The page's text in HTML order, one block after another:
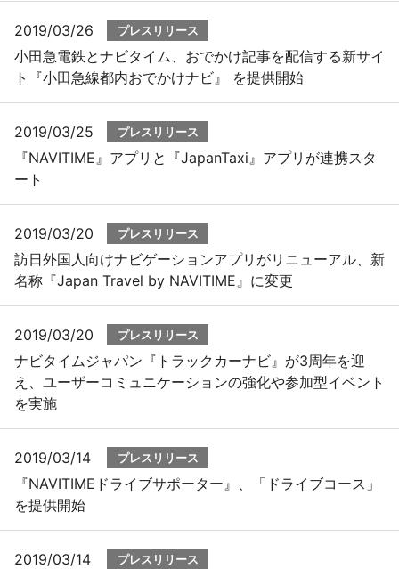
2019/03/26 プレスリリース
小田急電鉄とナビタイム、おでかけ記事を配信する新サイ
ト『小田急線都内おでかけナビ』 を提供開始
2019/03/25 プレスリリース
『NAVITIME』アプリと『JapanTaxi』アプリが連携スタ
ート
2019/03/20 プレスリリース
訪日外国人向けナビゲーションアプリがリニューアル、新
名称『Japan Travel by NAVITIME』に変更
2019/03/20 プレスリリース
ナビタイムジャパン『トラックカーナビ』が3周年を迎
え、ユーザーコミュニケーションの強化や参加型イベント
を実施
2019/03/14 プレスリリース
『NAVITIMEドライブサポーター』、「ドライブコース」
を提供開始
2019/03/14 プレスリリース